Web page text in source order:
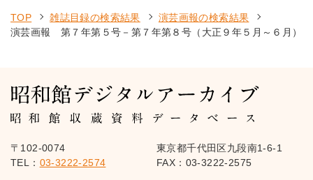
TOP 雑誌目録の検索結果
演芸画報の検索結果
演芸画報 第７年第５号－第７年第８号（大正９年５月～６月）
〒102-0074
東京都千代田区九段南1-6-1
TEL： 03-3222-2574 FAX：03-3222-2575